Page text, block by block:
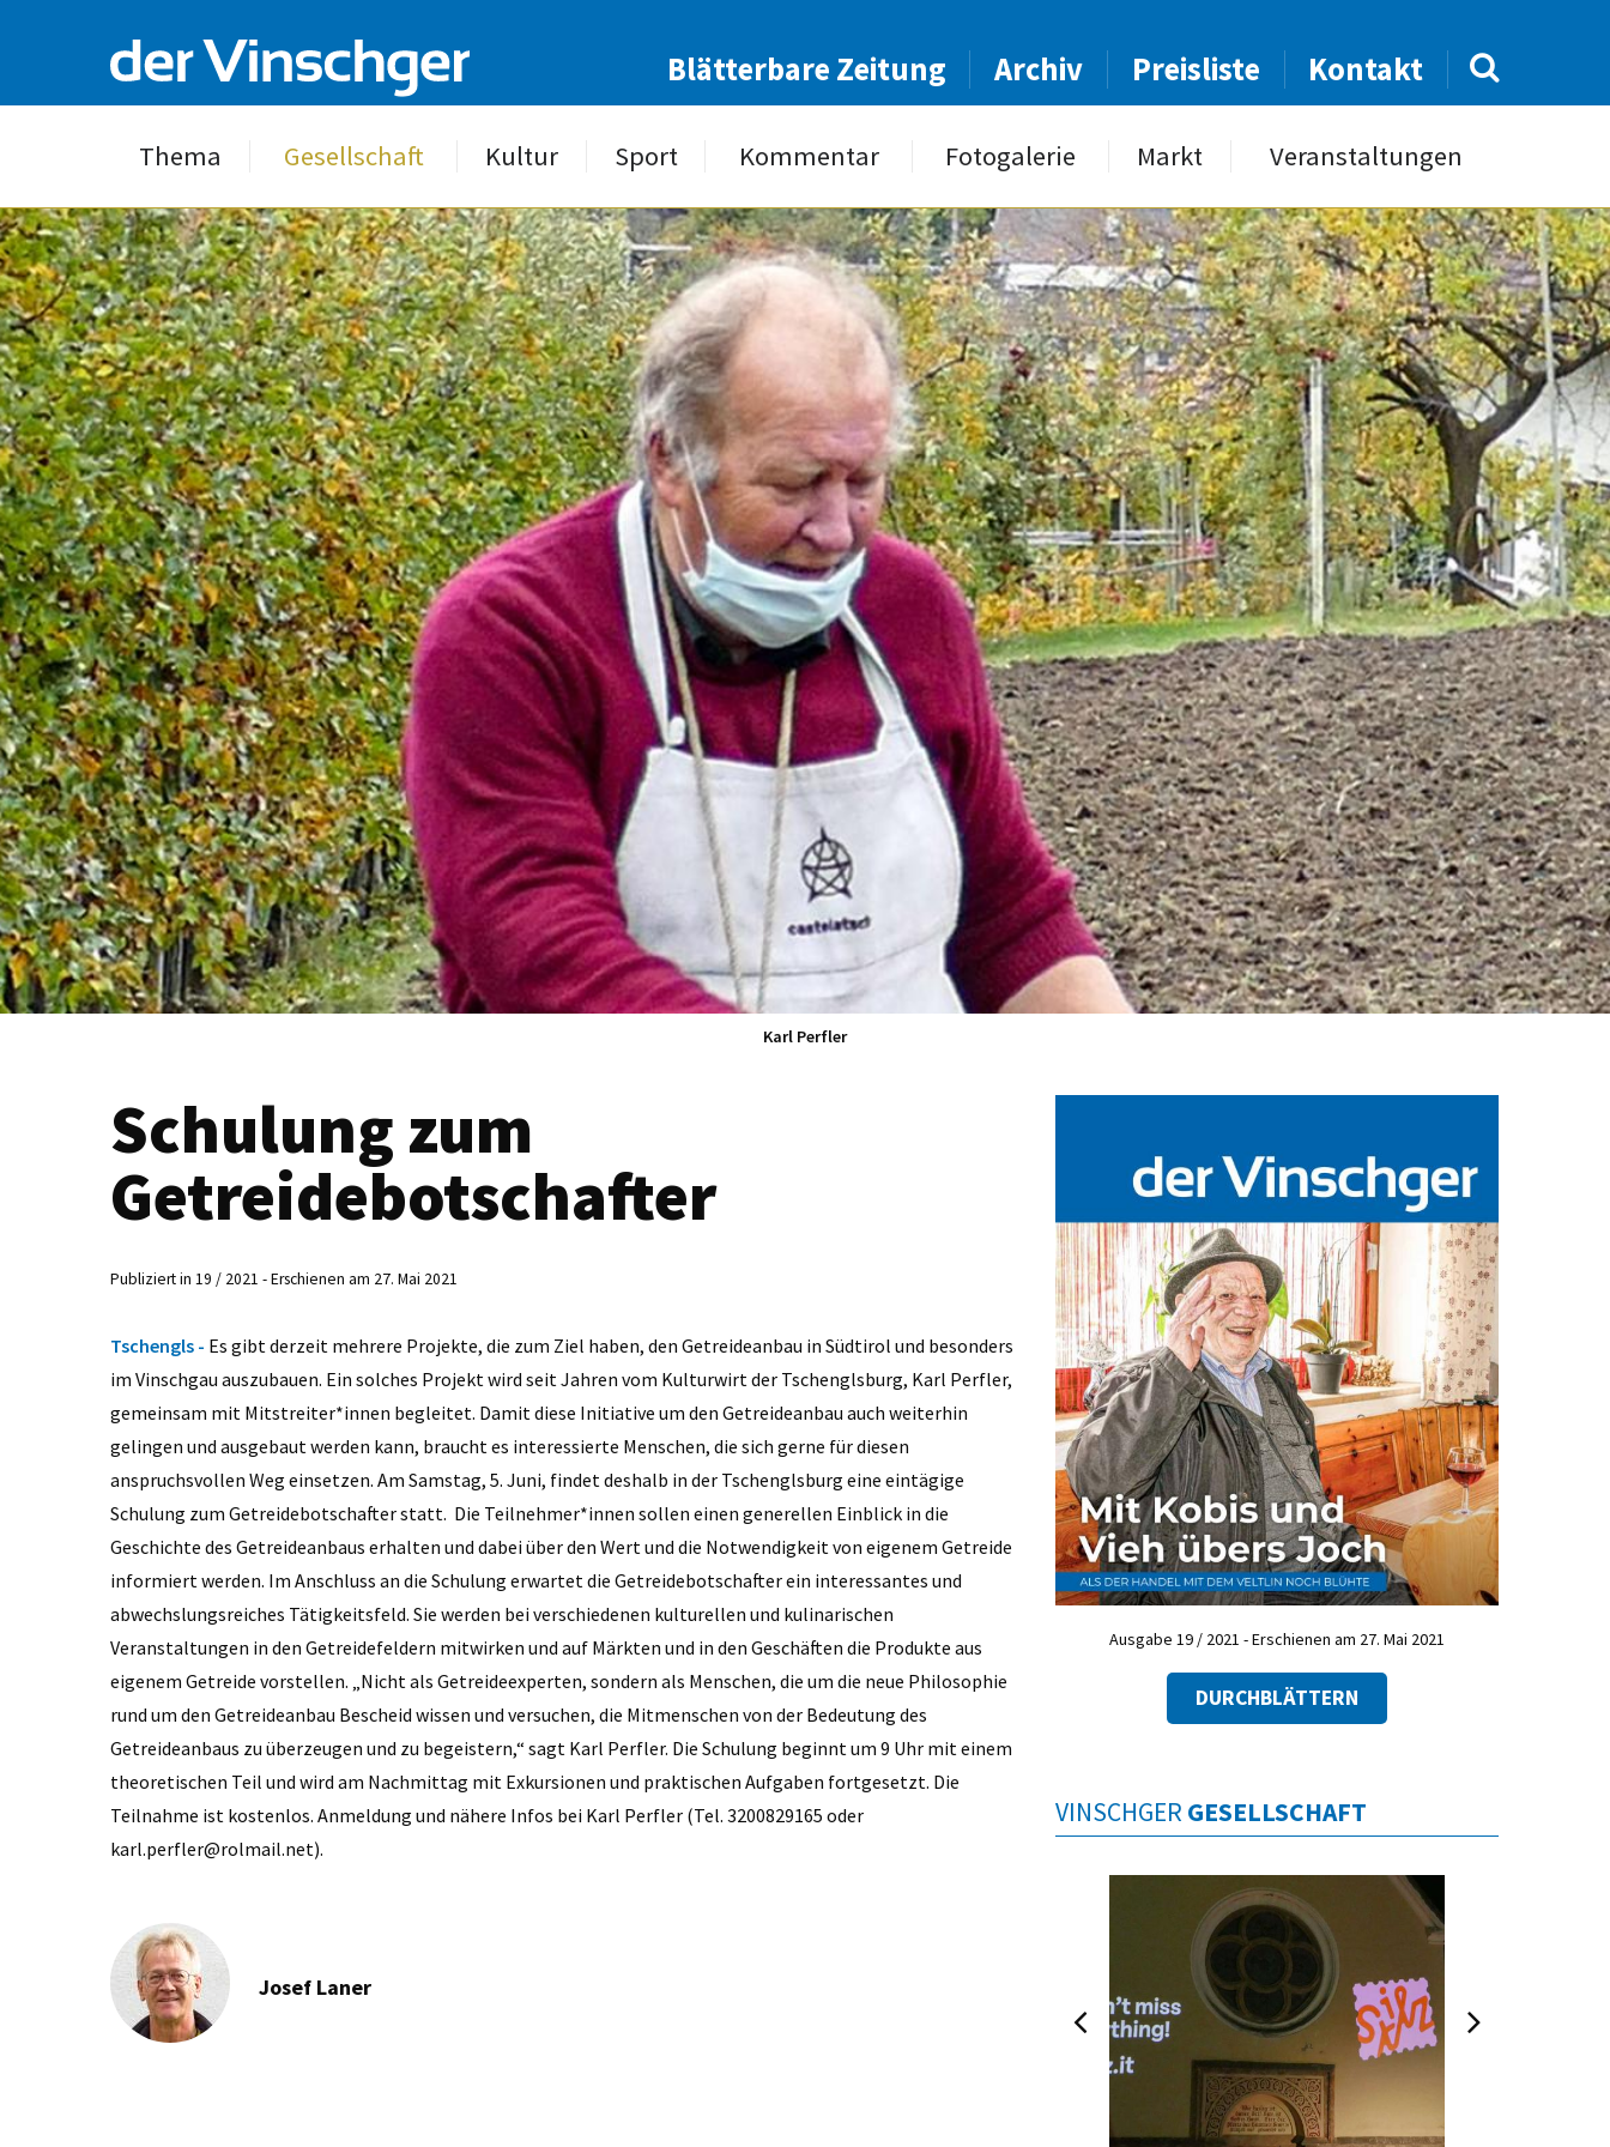
Blätterbare Zeitung Archiv Preisliste Kontakt
Thema Gesellschaft Kultur Sport Kommentar Fotogalerie Markt Veranstaltungen
Karl Perfler
Schulung zum
Getreidebotschafter
Publiziert in 19 / 2021 - Erschienen am 27. Mai 2021
Tschengls - Es gibt derzeit mehrere Projekte, die zum Ziel haben, den Getreideanbau in Südtirol und besonders
im Vinschgau auszubauen. Ein solches Projekt wird seit Jahren vom Kulturwirt der Tschenglsburg, Karl Perfler,
gemeinsam mit Mitstreiter*innen begleitet. Damit diese Initiative um den Getreideanbau auch weiterhin
gelingen und ausgebaut werden kann, braucht es interessierte Menschen, die sich gerne für diesen
anspruchsvollen Weg einsetzen. Am Samstag, 5. Juni, findet deshalb in der Tschenglsburg eine eintägige
Schulung zum Getreidebotschafter statt. Die Teilnehmer*innen sollen einen generellen Einblick in die
Geschichte des Getreideanbaus erhalten und dabei über den Wert und die Notwendigkeit von eigenem Getreide
informiert werden. Im Anschluss an die Schulung erwartet die Getreidebotschafter ein interessantes und
abwechslungsreiches Tätigkeitsfeld. Sie werden bei verschiedenen kulturellen und kulinarischen
Veranstaltungen in den Getreidefeldern mitwirken und auf Märkten und in den Geschäften die Produkte aus
eigenem Getreide vorstellen. „Nicht als Getreideexperten, sondern als Menschen, die um die neue Philosophie
rund um den Getreideanbau Bescheid wissen und versuchen, die Mitmenschen von der Bedeutung des
Getreideanbaus zu überzeugen und zu begeistern,“ sagt Karl Perfler. Die Schulung beginnt um 9 Uhr mit einem
theoretischen Teil und wird am Nachmittag mit Exkursionen und praktischen Aufgaben fortgesetzt. Die
Teilnahme ist kostenlos. Anmeldung und nähere Infos bei Karl Perfler (Tel. 3200829165 oder
karl.perfler@rolmail.net).
Josef Laner
Ausgabe 19 / 2021 - Erschienen am 27. Mai 2021
DURCHBLÄTTERN
VINSCHGER GESELLSCHAFT